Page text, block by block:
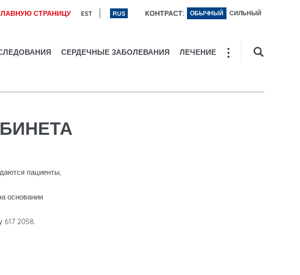
СТРАНИЦУ EST RUS КОНТРАСТ: ОБЫЧНЫЙ СИЛЬНЫЙ
СЕРДЕЧНЫЕ ЗАБОЛЕВАНИЯ ЛЕЧЕНИЕ
пациенты,
основании
617 2058.